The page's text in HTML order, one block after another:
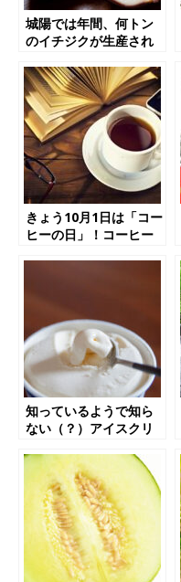
城陽では年間、何トン
のイチジクが生産され
イズ】
きょう10月1日は「コー
ヒーの日」！コーヒー
知っているようで知ら
ない（？）アイスクリ